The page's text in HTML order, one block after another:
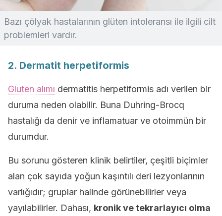
Bazı çölyak hastalarının glüten intoleransı ile ilgili cilt
problemleri vardır.
2. Dermatit herpetiformis
Gluten alımı dermatitis herpetiformis adı verilen bir
duruma neden olabilir. Buna Duhring-Brocq
hastalığı da denir ve inflamatuar ve otoimmün bir
durumdur.
Bu sorunu gösteren klinik belirtiler, çeşitli biçimler
alan çok sayıda yoğun kaşıntılı deri lezyonlarının
varlığıdır; gruplar halinde görünebilirler veya
yayılabilirler. Dahası, kronik ve tekrarlayıcı olma